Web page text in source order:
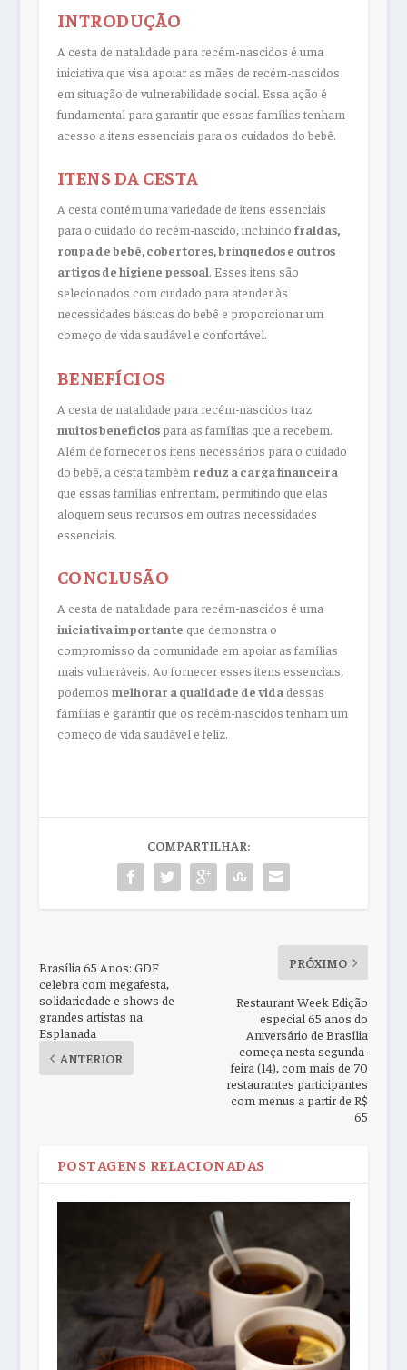
INTRODUÇÃO
A cesta de natalidade para recém-nascidos é uma
iniciativa que visa apoiar as mães de recém-nascidos
em situação de vulnerabilidade social. Essa ação é
fundamental para garantir que essas famílias tenham
acesso a itens essenciais para os cuidados do bebê.
ITENS DA CESTA
A cesta contém uma variedade de itens essenciais
para o cuidado do recém-nascido, incluindo fraldas,
roupa de bebê, cobertores, brinquedos e outros
artigos de higiene pessoal. Esses itens são
selecionados com cuidado para atender às
necessidades básicas do bebê e proporcionar um
começo de vida saudável e confortável.
BENEFÍCIOS
A cesta de natalidade para recém-nascidos traz
muitos benefíciospara as famílias que a recebem.
Além de fornecer os itens necessários para o cuidado
do bebê, a cesta também reduz a carga financeira
que essas famílias enfrentam, permitindo que elas
aloquem seus recursos em outras necessidades
essenciais.
CONCLUSÃO
A cesta de natalidade para recém-nascidos é uma
iniciativa importante que demonstra o
compromisso da comunidade em apoiar as famílias
mais vulneráveis. Ao fornecer esses itens essenciais,
podemos melhorar a qualidade de vida dessas
famílias e garantir que os recém-nascidos tenham um
começo de vida saudável e feliz.
COMPARTILHAR:
Brasília 65 Anos: GDF
celebra com megafesta,
solidariedade e shows de
grandes artistas na
Esplanada
ANTERIOR
PRÓXIMO
Restaurant Week Edição
especial 65 anos do
Aniversário de Brasília
começa nesta segunda-
feira (14), com mais de 70
restaurantes participantes
com menus a partir de R$
65
POSTAGENS RELACIONADAS